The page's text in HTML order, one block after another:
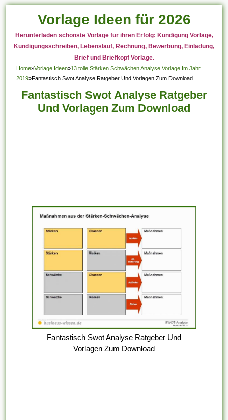
Vorlage Ideen für 2026
Herunterladen schönste Vorlage für ihren Erfolg: Kündigung Vorlage,
Kündigungsschreiben, Lebenslauf, Rechnung, Bewerbung, Einladung,
Brief und Briefkopf Vorlage.
Home»Vorlage Ideen»13 tolle Stärken Schwächen Analyse Vorlage Im Jahr
2019»Fantastisch Swot Analyse Ratgeber Und Vorlagen Zum Download
Fantastisch Swot Analyse Ratgeber
Und Vorlagen Zum Download
Fantastisch Swot Analyse Ratgeber Und
Vorlagen Zum Download